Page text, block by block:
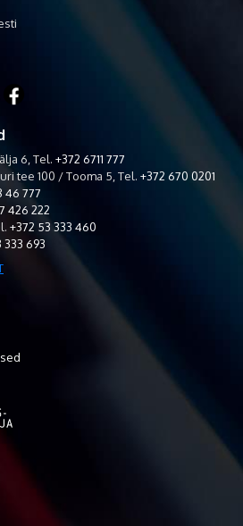
6, Tel. +372 6711 777
tee 100 / Tooma 5, Tel. +372 670 0201
46 777
426 222
+372 53 333 460
333 693